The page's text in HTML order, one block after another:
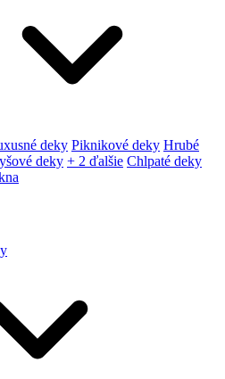
deky Piknikové deky Hrubé
deky + 2 ďalšie Chlpaté deky